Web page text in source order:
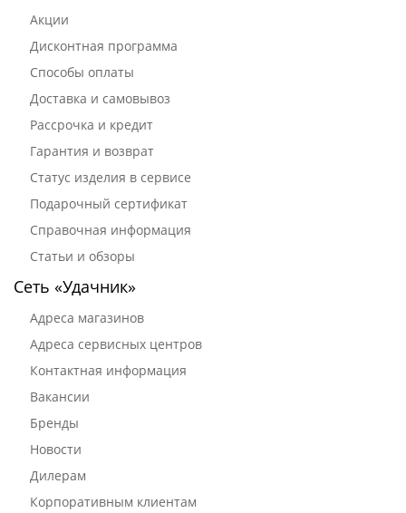
Акции
Дисконтная программа
Способы оплаты
Доставка и самовывоз
Рассрочка и кредит
Гарантия и возврат
Статус изделия в сервисе
Подарочный сертификат
Справочная информация
Статьи и обзоры
Сеть «Удачник»
Адреса магазинов
Адреса сервисных центров
Контактная информация
Вакансии
Бренды
Новости
Дилерам
Корпоративным клиентам